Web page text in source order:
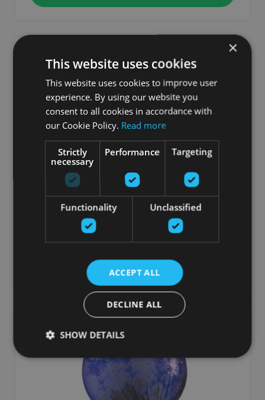
TOGU REDONDO® BALL TOUCH
TOGU
От 8.70€
добавить в корзину
×
This website uses cookies
This website uses cookies to improve user
experience. By using our website you
consent to all cookies in accordance with
our Cookie Policy. Read more
Strictly
necessary
Performance Targeting
Functionality Unclassified
ACCEPT ALL
DECLINE ALL
SHOW DETAILS